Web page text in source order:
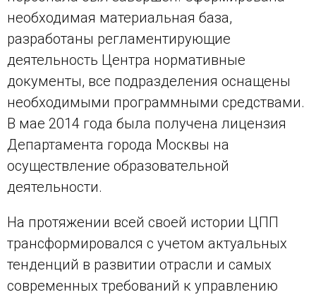
необходимая материальная база,
разработаны регламентирующие
деятельность Центра нормативные
документы, все подразделения оснащены
необходимыми программными средствами.
В мае 2014 года была получена лицензия
Департамента города Москвы на
осуществление образовательной
деятельности.
На протяжении всей своей истории ЦПП
трансформировался с учетом актуальных
тенденций в развитии отрасли и самых
современных требований к управлению